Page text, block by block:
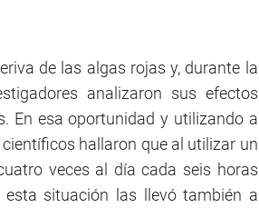
de las algas rojas y, durante la
analizaron sus efectos
En esa oportunidad y utilizando a
hallaron que al utilizar un
veces al día cada seis horas
situación las llevó también a